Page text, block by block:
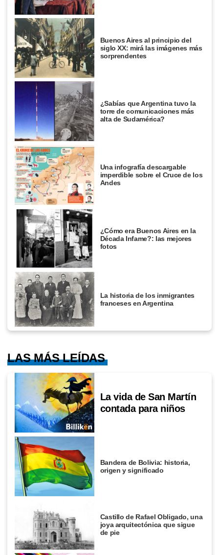
Buenos Aires al principio del
siglo XX: mirá las imágenes más
sorprendentes
¿Sabías que Argentina tuvo la
torre de comunicaciones más
alta de Sudamérica?
Una infografía descargable
imperdible sobre el Cruce de los
Andes
¿Cómo era Buenos Aires en la
Década Infame?: las mejores
fotos
La historia de los inmigrantes
franceses en Argentina
LAS MÁS LEÍDAS
La vida de San Martín
contada para niños
Bandera de Bolivia: historia,
origen y significado
Castillo de Rafael Obligado, una
joya arquitectónica que sigue
de pie